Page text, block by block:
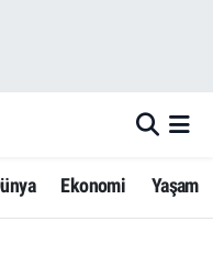
Ekonomi Yaşam